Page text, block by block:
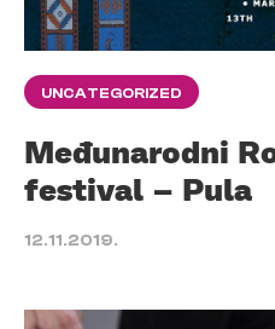
UNCATEGORIZED
Međunarodni
festival – Pula
12.11.2019.